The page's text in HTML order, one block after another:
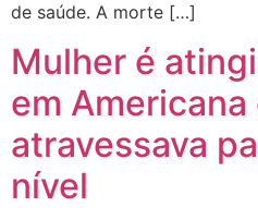
de saúde. A morte […]
Mulher é
em
atravessava
nível